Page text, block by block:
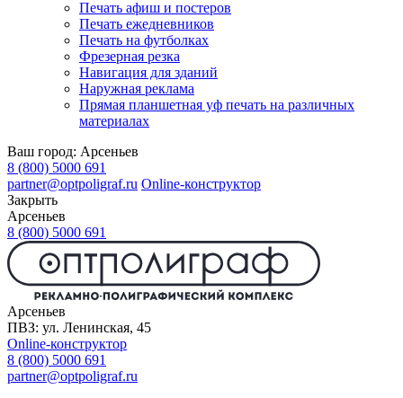
Печать афиш и постеров
Печать ежедневников
Печать на футболках
Фрезерная резка
Навигация для зданий
Наружная реклама
Прямая планшетная уф печать на различных
материалах
Ваш город: Арсеньев
8 (800) 5000 691
partner@optpoligraf.ru Online-конструктор
Закрыть
Арсеньев
8 (800) 5000 691
Арсеньев
ПВЗ: ул. Ленинская, 45
Online-конструктор
8 (800) 5000 691
partner@optpoligraf.ru